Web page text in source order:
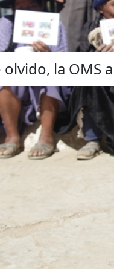
olvido, la OMS